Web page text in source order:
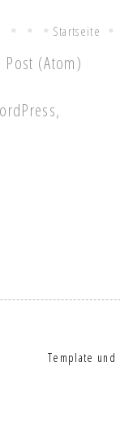
Startseite
Post (Atom)
Template